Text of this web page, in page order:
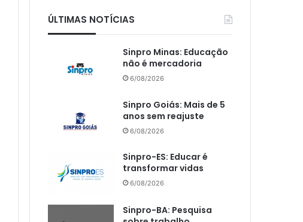
ÚLTIMAS NOTÍCIAS
Sinpro Minas: Educação
não é mercadoria
6/08/2026
Sinpro Goiás: Mais de 5
anos sem reajuste
6/08/2026
Sinpro-ES: Educar é
transformar vidas
6/08/2026
Sinpro-BA: Pesquisa